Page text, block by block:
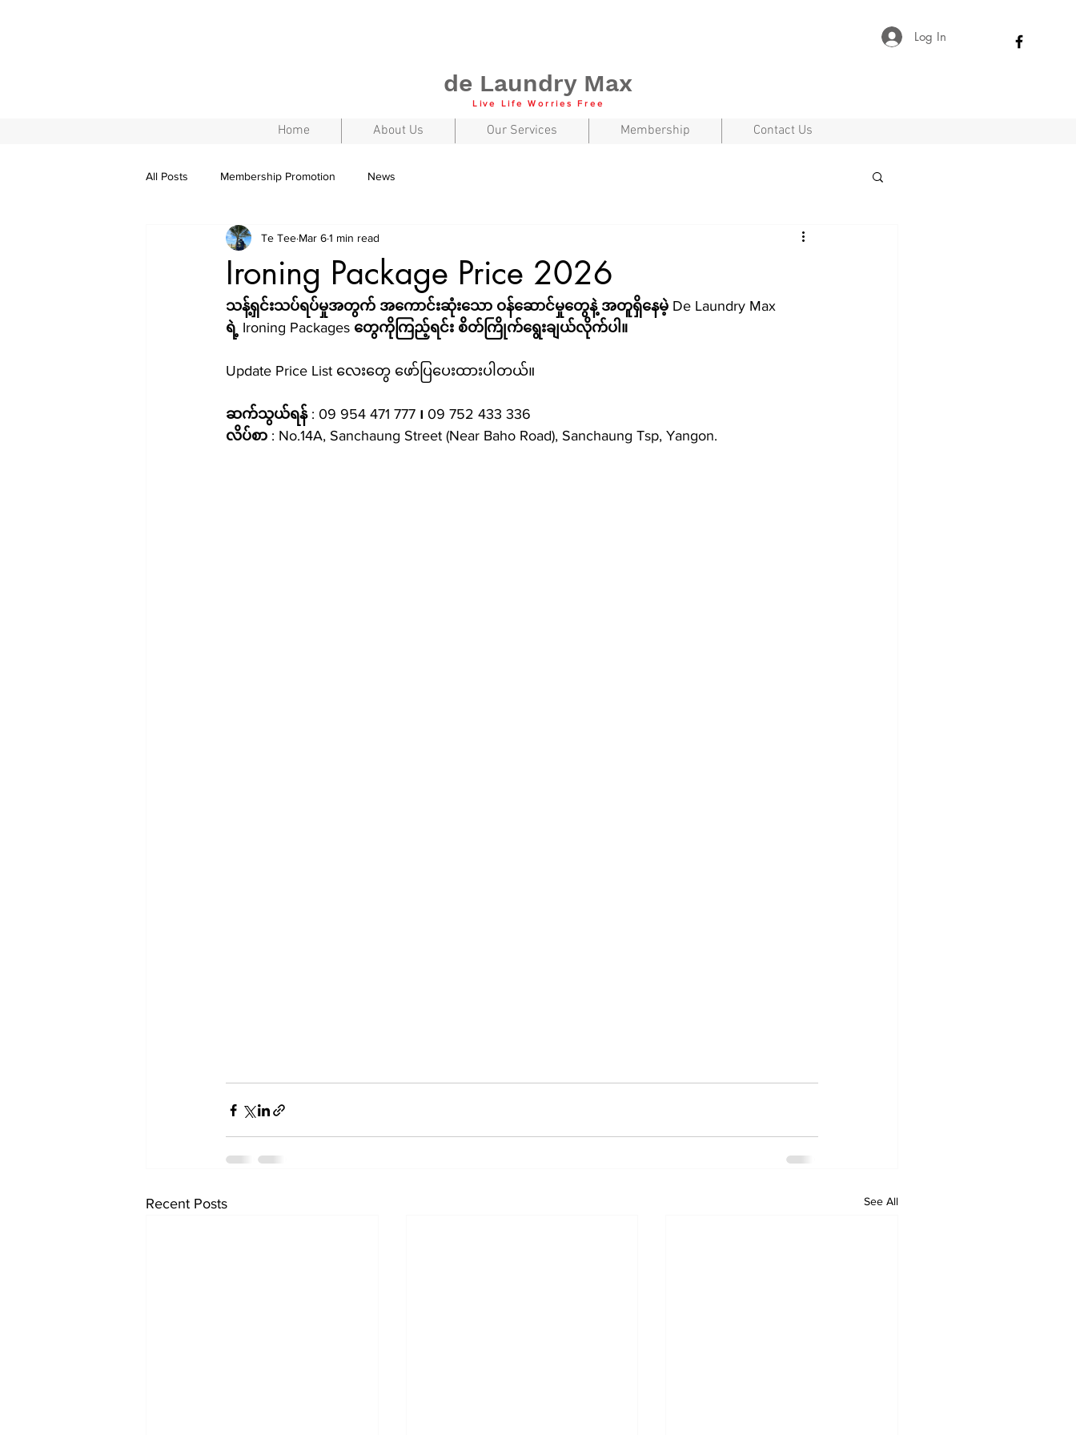
de Laundry Max
Log In
Live Life Worries Free
Home About Us Our Services Membership Contact Us
All Posts Membership Promotion News
Ironing Package Price 2026
Te Tee Mar 61 min read
သန့်ရှင်းသပ်ရပ်မှုအတွက် အကောင်းဆုံးသော ဝန်ဆောင်မှုတွေနဲ့ အတူရှိနေမဲ့ De Laundry Max
ရဲ့ Ironing Packages တွေကိုကြည့်ရင်း စိတ်ကြိုက်ရွေးချယ်လိုက်ပါ။
Update Price List လေးတွေ ဖော်ပြပေးထားပါတယ်။
ဆက်သွယ်ရန် : 09 954 471 777 ၊ 09 752 433 336
လိပ်စာ : No.14A, Sanchaung Street (Near Baho Road), Sanchaung Tsp, Yangon.
Recent Posts See All